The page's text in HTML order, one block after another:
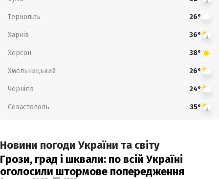
Тернопіль 26°
Харків 36°
Херсон 38°
Хмельницький 26°
Чернігів 24°
Севастополь 35°
Новини погоди України та світу
Грози, град і шквали: по всій Україні
оголосили штормове попередження